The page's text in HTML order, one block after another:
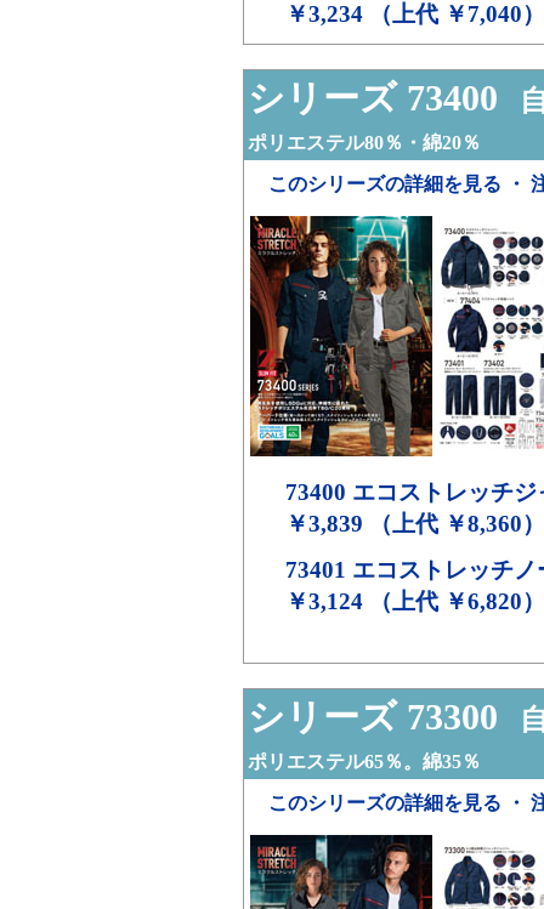
￥3,234 （上代 ￥7,040）
シリーズ 73400
ポリエステル80％・綿20％
このシリーズの詳細を見る ・
73400 エコストレッチジ
￥3,839 （上代 ￥8,360）
73401 エコストレッチ
￥3,124 （上代 ￥6,820）
シリーズ 73300
ポリエステル65％。綿35％
このシリーズの詳細を見る ・